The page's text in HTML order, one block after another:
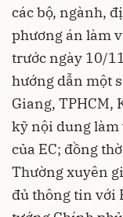
các bộ, ngành,
phương án làm
trước ngày 10/
hướng dẫn một
Giang, TPHCM,
kỹ nội dung
của EC; đồng
Thường xuyên
đủ thông tin với